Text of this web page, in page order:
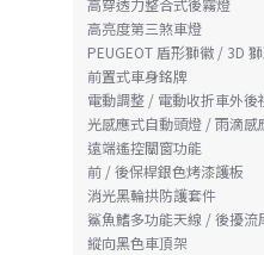
高穿透力整合式後霧燈
高亮度第三煞車燈
PEUGEOT 盾形獅徽 / 3D
前置式車身銘牌
電動調整 / 電動收折車外後
光感應式自動頭燈 / 雨滴感
遠端遙控關窗功能
前 / 後保桿銀色烤漆護板
消光黑輪拱防護套件
鯊魚鰭多功能天線 / 後擾流
縱向黑色車頂架